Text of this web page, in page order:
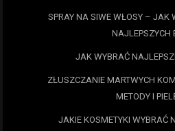
SPRAY NA SIWE WŁOSY – JAK
NAJLEPSZYCH
JAK WYBRAĆ
ZŁUSZCZANIE MARTWYCH
METODY I
JAKIE KOSMETYKI WYBRAĆ